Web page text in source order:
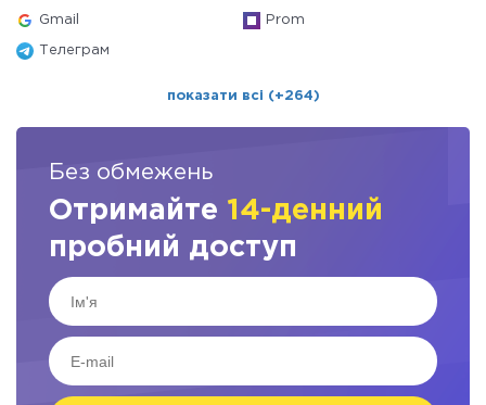
Gmail Prom
Телеграм
показати всі (+264)
Без обмежень
Отримайте 14-денний
пробний доступ